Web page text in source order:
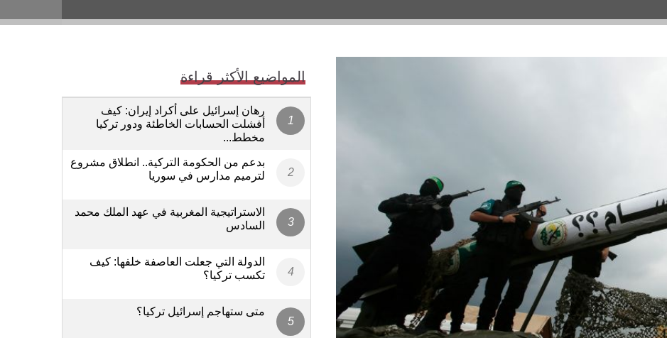
المواضيع الأكثر قراءة
رهان إسرائيل على أكراد إيران: كيف
أفشلت الحسابات الخاطئة ودور تركيا
مخطط...
بدعم من الحكومة التركية.. انطلاق مشروع
لترميم مدارس في سوريا
الاستراتيجية المغربية في عهد الملك محمد
السادس
الدولة التي جعلت العاصفة خلفها: كيف
تكسب تركيا؟
متى ستهاجم إسرائيل تركيا؟